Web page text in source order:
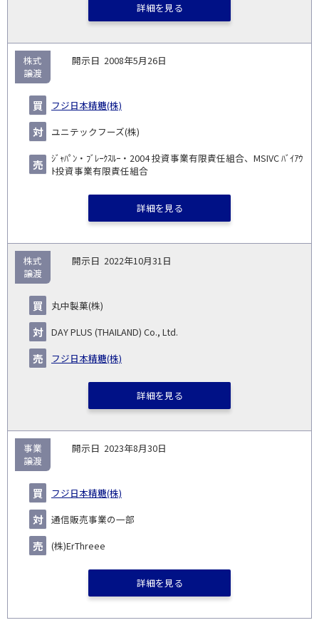
詳細を見る
2008年5月26日
フジ日本精糖(株)
ユニテックフーズ(株)
ｼﾞｬﾊﾟﾝ・ﾌﾞﾚｰｸｽﾙｰ・2004 投資事業有限責任組合、MSIVC ﾊﾞｲｱｳ
ﾄ投資事業有限責任組合
株式
譲渡
詳細を見る
2022年10月31日
丸中製菓(株)
DAY PLUS (THAILAND) Co., Ltd.
フジ日本精糖(株)
株式
譲渡
詳細を見る
2023年8月30日
フジ日本精糖(株)
通信販売事業の一部
(株)ErThreee
事業
譲渡
詳細を見る